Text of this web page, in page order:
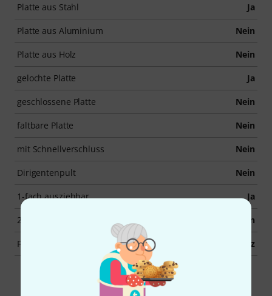
Platte aus Stahl Ja
Platte aus Aluminium Nein
Platte aus Holz Nein
gelochte Platte Ja
geschlossene Platte Nein
faltbare Platte Nein
mit Schnellverschluss Nein
Dirigentenpult Nein
1-fach ausziehbar Ja
2-fach ausziehbar Nein
Farbe Schwarz
Zubehör & passende Artikel